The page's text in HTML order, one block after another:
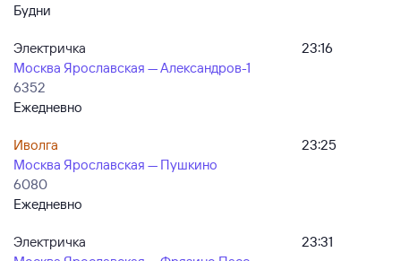
Будни
Электричка
Москва Ярославская — Александров-1
6352
Ежедневно
23:16
Иволга
Москва Ярославская — Пушкино
6080
Ежедневно
23:25
Электричка
23:31